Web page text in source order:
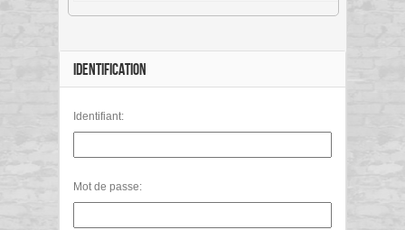
IDENTIFICATION
Identifiant:
Mot de passe: